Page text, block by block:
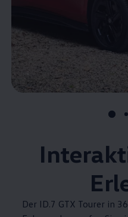
Der ID.7 GTX Tourer in